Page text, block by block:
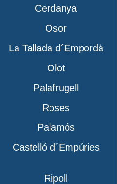
Cerdanya
Osor
La Tallada d´Empordà
Olot
Palafrugell
Roses
Palamós
Castelló d´Empúries
Ripoll